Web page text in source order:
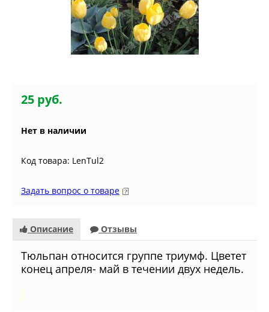
25 руб.
Нет в наличии
Код товара: LenTul2
Задать вопрос о товаре
Описание Отзывы
Тюльпан относится группе триумф. Цветет
конец апреля- май в течении двух недель.